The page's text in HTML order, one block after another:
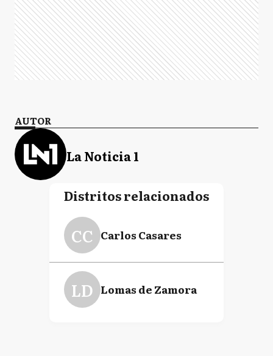
AUTOR
La Noticia 1
Distritos relacionados
CC Carlos Casares
LD Lomas de Zamora